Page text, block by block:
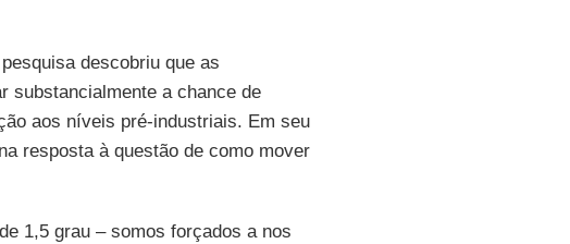
descobriu que as
substancialmente a chance de
aos níveis pré-industriais. Em seu
resposta à questão de como mover
1,5 grau – somos forçados a nos